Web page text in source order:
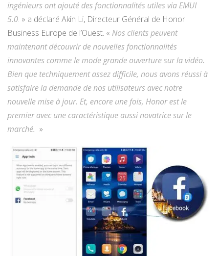
ingénieurs ont ajouté des fonctionnalités utiles via EMUI
5.0. » a déclaré Akin Li, Directeur Général de Honor
Business Europe de l’Ouest. « Nos clients peuvent
maintenant découvrir de nouvelles fonctionnalités
innovantes comme le mode grande ouverture sur la vidéo.
Bien que techniquement assez difficile, nous avons réussi à
satisfaire la demande de nos utilisateurs avec notre
nouvelle mise à jour. Et, encore une fois, Honor est le
premier avec une caractéristique aussi novatrice sur le
marché. »